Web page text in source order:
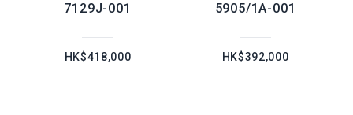
7129J-001
HK$418,000
5905/1A-001
HK$392,000